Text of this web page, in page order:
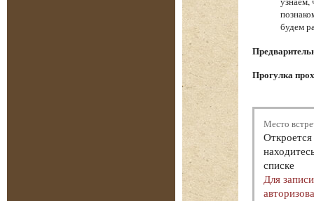
будем
Прогулка
Место
списке
Для